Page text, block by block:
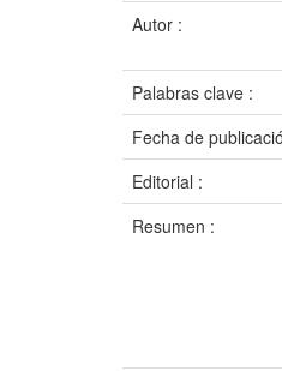
Autor :
Palabras clave :
Fecha de
Editorial :
Resumen :